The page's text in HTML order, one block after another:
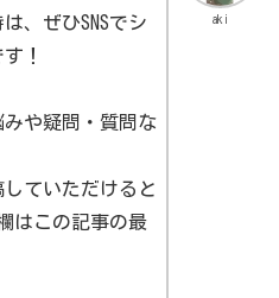
aki
、ぜひSNSでシ
！
や疑問・質問な
ていただけると
はこの記事の最